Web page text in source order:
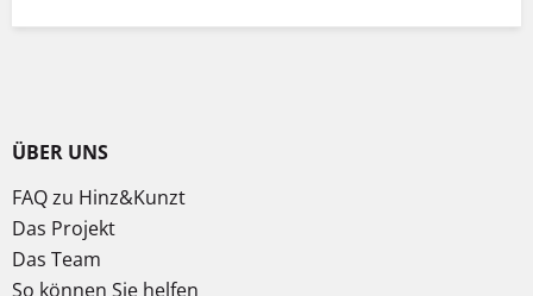
ÜBER UNS
FAQ zu Hinz&Kunzt
Das Projekt
Das Team
So können Sie helfen